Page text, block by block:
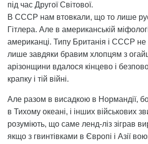
під час Другої Світової.
В СССР нам втовкали, що то лише
Гітлера. Але в американській
американці. Типу Британія і СССР не
лише завдяки бравим хлопцям з
арізонщини вдалося кінцево і
крапку і тій війні.
Але разом в висадкою в Нормандії,
в Тихому океані, і інших військових
розуміють, що саме ленд-ліз зіграв
якщо з гвинтівками в Європі і Азії